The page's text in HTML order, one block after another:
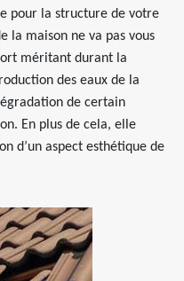
pour la structure de votre
la maison ne va pas vous
méritant durant la
des eaux de la
de certain
En plus de cela, elle
d’un aspect esthétique de